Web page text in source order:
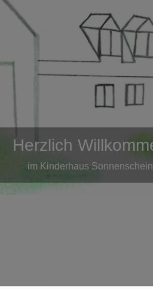
Herzlich
im Kinderhaus Sonnenschein